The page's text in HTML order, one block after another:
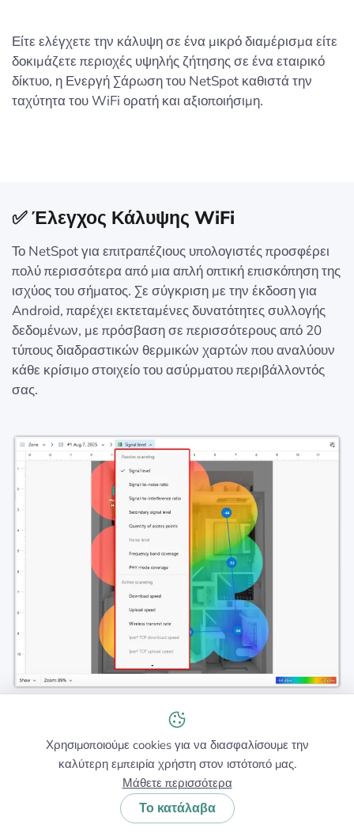
Είτε ελέγχετε την κάλυψη σε ένα μικρό διαμέρισμα είτε
δοκιμάζετε περιοχές υψηλής ζήτησης σε ένα εταιρικό
δίκτυο, η Ενεργή Σάρωση του NetSpot καθιστά την
ταχύτητα του WiFi ορατή και αξιοποιήσιμη.
✅ Έλεγχος Κάλυψης WiFi
Το NetSpot για επιτραπέζιους υπολογιστές προσφέρει
πολύ περισσότερα από μια απλή οπτική επισκόπηση της
ισχύος του σήματος. Σε σύγκριση με την έκδοση για
Android, παρέχει εκτεταμένες δυνατότητες συλλογής
δεδομένων, με πρόσβαση σε περισσότερους από 20
τύπους διαδραστικών θερμικών χαρτών που αναλύουν
κάθε κρίσιμο στοιχείο του ασύρματου περιβάλλοντός
σας.
Παθητικοί Χάρτες Θερμότητας Σάρωσης
Αυτά τα επίπεδα δημιουργούνται όσο κινείστε στον
χώρο, καταγράφοντας δεδομένα σήματος σε
Χρησιμοποιούμε cookies για να διασφαλίσουμε την
καλύτερη εμπειρία χρήστη στον ιστότοπό μας.
Μάθετε περισσότερα
Το κατάλαβα